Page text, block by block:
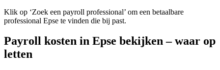
Klik op ‘Zoek een payroll professional’ om een betaalbare
professional Epse te vinden die bij past.
Payroll kosten in Epse bekijken – waar op
letten